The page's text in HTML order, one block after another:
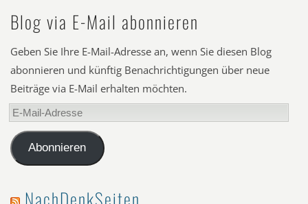
Blog via E-Mail abonnieren
Geben Sie Ihre E-Mail-Adresse an, wenn Sie diesen Blog
abonnieren und künftig Benachrichtigungen über neue
Beiträge via E-Mail erhalten möchten.
E-
Mail-
AdresseAbonnieren
NachDenkSeiten